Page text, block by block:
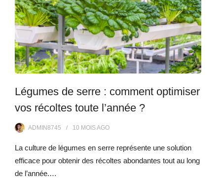
Légumes de serre : comment optimiser
vos récoltes toute l’année ?
ADMIN8745 10 MOISAGO
La culture de légumes en serre représente une solution
efficace pour obtenir des récoltes abondantes tout au long
de l’année.…